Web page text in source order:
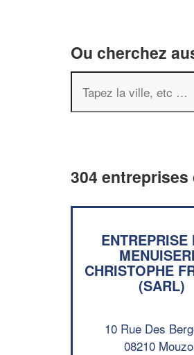
Ou cherchez
304
ENTREPRISE
CHRISTOPHE
(SARL)
10 Rue Des
08210